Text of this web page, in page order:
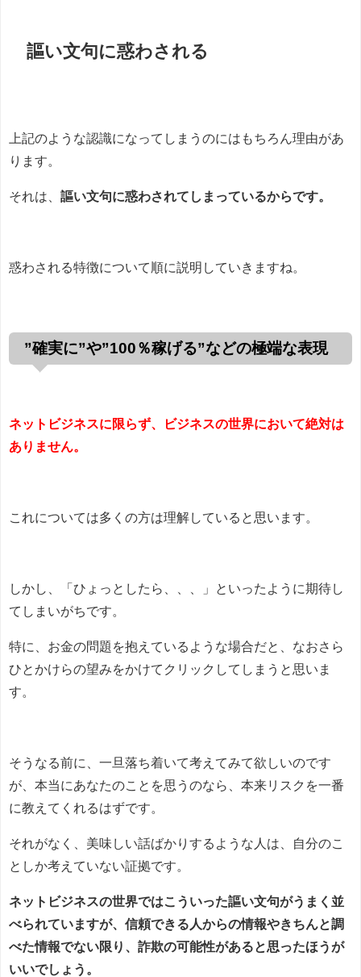
謳い文句に惑わされる
上記のような認識になってしまうのにはもちろん理由があ
ります。
それは、 謳い文句に惑わされてしまっているからです。
惑わされる特徴について順に説明していきますね。
”確実に”や”100％稼げる”などの極端な表現
ネットビジネスに限らず、ビジネスの世界において絶対は
ありません。
これについては多くの方は理解していると思います。
しかし、「ひょっとしたら、、、」といったように期待し
てしまいがちです。
特に、お金の問題を抱えているような場合だと、なおさら
ひとかけらの望みをかけてクリックしてしまうと思いま
す。
そうなる前に、一旦落ち着いて考えてみて欲しいのです
が、本当にあなたのことを思うのなら、本来リスクを一番
に教えてくれるはずです。
それがなく、美味しい話ばかりするような人は、自分のこ
としか考えていない証拠です。
ネットビジネスの世界ではこういった謳い文句がうまく並
べられていますが、信頼できる人からの情報やきちんと調
べた情報でない限り、詐欺の可能性があると思ったほうが
いいでしょう。